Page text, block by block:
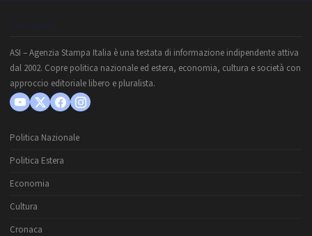
CHI SIAMO
ASI – Agenzia Stampa Italia è una testata di informazione indipendente attiva
dal 2002. Copre politica nazionale ed estera, economia, cultura e società con
approccio editoriale libero e pluralista.
Politica Nazionale
Politica Estera
Economia
Cultura
Cronaca